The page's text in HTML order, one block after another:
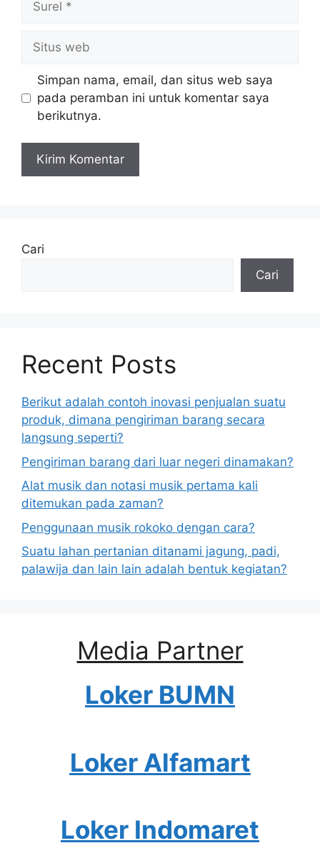
web
Simpan nama, email, dan situs web saya
pada peramban ini untuk komentar saya
berikutnya.
Cari
Cari
Recent Posts
Berikut adalah contoh inovasi penjualan suatu
produk, dimana pengiriman barang secara
langsung seperti?
Pengiriman barang dari luar negeri dinamakan?
Alat musik dan notasi musik pertama kali
ditemukan pada zaman?
Penggunaan musik rokoko dengan cara?
Suatu lahan pertanian ditanami jagung, padi,
palawija dan lain lain adalah bentuk kegiatan?
Media Partner
Loker BUMN
Loker Alfamart
Loker Indomaret